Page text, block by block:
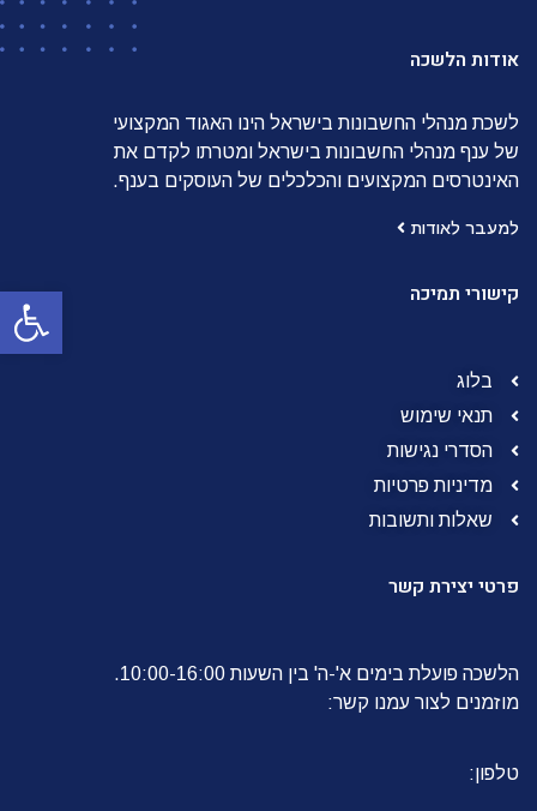
פתח
אודות הלשכה
לשכת מנהלי החשבונות בישראל הינו האגוד המקצועי
של ענף מנהלי החשבונות בישראל ומטרתו לקדם את
האינטרסים המקצועים והכלכלים של העוסקים בענף.
למעבר לאודות
קישורי תמיכה
בלוג
תנאי שימוש
הסדרי נגישות
מדיניות פרטיות
שאלות ותשובות
פרטי יצירת קשר
הלשכה פועלת בימים א'-ה' בין השעות 10:00-16:00.
מוזמנים לצור עמנו קשר:
טלפון: